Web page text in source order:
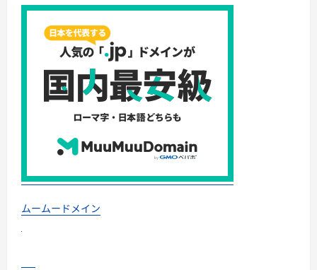
1
円
台
＆
ハ
イ
朝
食
付
き
割
ま
で
羅
―
ムームードメイン